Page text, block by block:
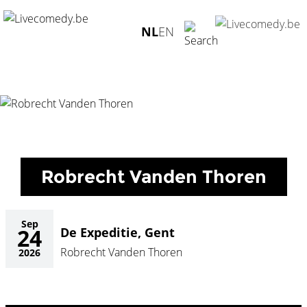
NLEN
Home/Agenda/ Robrecht Vanden Thoren
De Expeditie,
Robrecht Vanden Thoren
Sep
24
2026
De Expeditie, Gent
Robrecht Vanden Thoren